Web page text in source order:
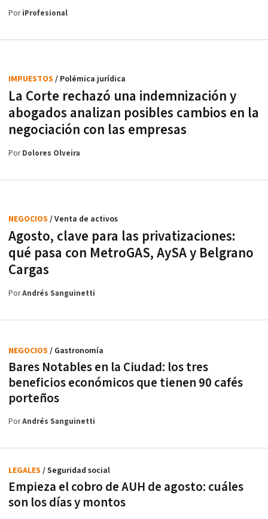
PoriProfesional
La Corte rechazó una indemnización y
abogados analizan posibles cambios en la
negociación con las empresas
IMPUESTOS / Polémica jurídica
PorDolores Olveira
Agosto, clave para las privatizaciones:
qué pasa con MetroGAS, AySA y Belgrano
Cargas
NEGOCIOS / Venta de activos
PorAndrés Sanguinetti
Bares Notables en la Ciudad: los tres
beneficios económicos que tienen 90 cafés
porteños
NEGOCIOS / Gastronomía
PorAndrés Sanguinetti
Empieza el cobro de AUH de agosto: cuáles
son los días y montos
LEGALES / Seguridad social